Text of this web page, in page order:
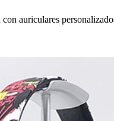
auriculares